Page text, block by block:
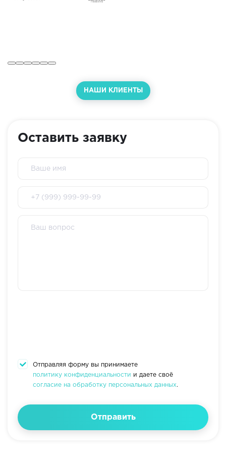
НАШИ КЛИЕНТЫ
Оставить заявку
Отправляя форму вы принимаете
политику конфиденциальности и даете своё
согласие на обработку персональных данных.
Отправить